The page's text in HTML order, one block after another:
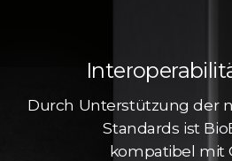
Durch Unterstützung der
Standards ist
kompatibel mit